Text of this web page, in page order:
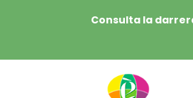
Consulta la